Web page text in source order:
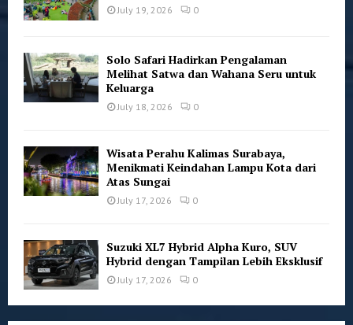
July 19, 2026 0
Solo Safari Hadirkan Pengalaman
Melihat Satwa dan Wahana Seru untuk
Keluarga
July 18, 2026 0
Wisata Perahu Kalimas Surabaya,
Menikmati Keindahan Lampu Kota dari
Atas Sungai
July 17, 2026 0
Suzuki XL7 Hybrid Alpha Kuro, SUV
Hybrid dengan Tampilan Lebih Eksklusif
July 17, 2026 0